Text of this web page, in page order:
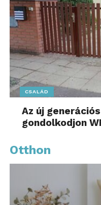
CSALÁD
Az új
gondolkodjon
Otthon